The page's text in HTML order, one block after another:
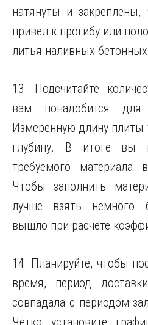
натянуты и
привел к прогибу или
литья наливных
13. Подсчитайте
вам понадобится для
Измеренную длину плиты
глубину. В итоге вы
требуемого материала
Чтобы заполнить
лучше взять немного
вышло при расчете
14. Планируйте, чтобы
время, период
совпадала с периодом
Четко установите